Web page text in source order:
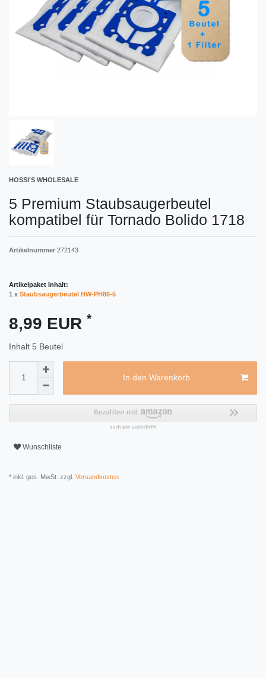
HOSSI'S WHOLESALE
5 Premium Staubsaugerbeutel
kompatibel für Tornado Bolido 1718
Artikelnummer 272143
Artikelpaket Inhalt:
1 x Staubsaugerbeutel HW-PH86-5
8,99 EUR *
Inhalt 5 Beutel
In den Warenkorb
Wunschliste
* inkl. ges. MwSt. zzgl. Versandkosten